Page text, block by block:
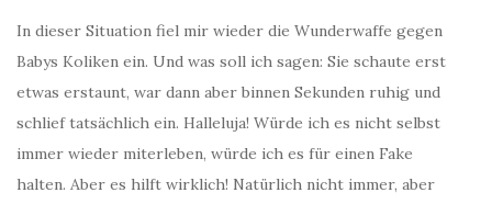
In dieser Situation fiel mir wieder die Wunderwaffe gegen
Babys Koliken ein. Und was soll ich sagen: Sie schaute erst
etwas erstaunt, war dann aber binnen Sekunden ruhig und
schlief tatsächlich ein. Halleluja! Würde ich es nicht selbst
immer wieder miterleben, würde ich es für einen Fake
halten. Aber es hilft wirklich! Natürlich nicht immer, aber